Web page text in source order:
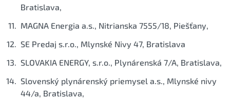
Bratislava,
MAGNA Energia a.s., Nitrianska 7555/18, Piešťany,
SE Predaj s.r.o., Mlynské Nivy 47, Bratislava
SLOVAKIA ENERGY, s.r.o., Plynárenská 7/A, Bratislava,
Slovenský plynárenský priemysel a.s., Mlynské nivy
44/a, Bratislava,